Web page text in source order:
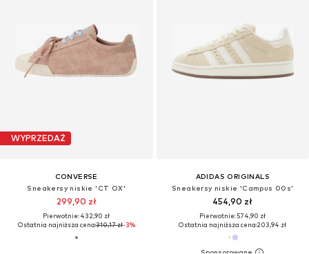
WYPRZEDAŻ
CONVERSE
Sneakersy niskie 'CT OX'
299,90 zł
Pierwotnie: 432,90 zł
Ostatnia najniższa cena:310,17 zł-3%
ADIDAS ORIGINALS
Sneakersy niskie 'Campus 00s'
454,90 zł
Pierwotnie: 574,90 zł
Ostatnia najniższa cena:203,94 zł